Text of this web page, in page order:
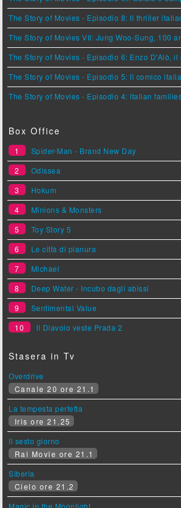
The Story of Movies - Episodio 8: Il thriller
The Story of Movies VII: Jung Woo-Sung, 100
The Story of Movies - Episodio 6: Enzo D'Alò,
The Story of Movies - Episodio 5: Il comico
The Story of Movies - Episodio 4: Italian
Box Office
1
Spider-Man - Brand New Day
2
Odissea
3
Hokum
4
Minions & Monsters
5
Toy Story 5
6
Le città di pianura
7
Michael
8
Deep Water - Incubo dagli abissi
9
Sentimental Value
10
Il Diavolo veste Prada 2
Stasera in Tv
Overdrive
Canale 20 ore 21.1
La tempesta perfetta
Iris ore 21.25
Il sesto giorno
Rai Movie ore 21.1
Siberia
Cielo ore 21.2